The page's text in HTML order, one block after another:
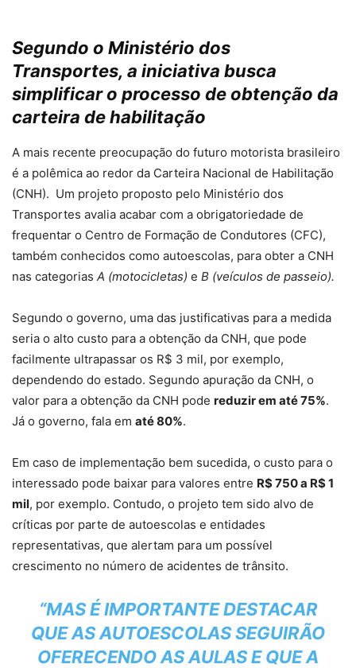
Segundo o Ministério dos
Transportes, a iniciativa busca
simplificar o processo de obtenção da
carteira de habilitação
A mais recente preocupação do futuro motorista brasileiro
é a polêmica ao redor da Carteira Nacional de Habilitação
(CNH). Um projeto proposto pelo Ministério dos
Transportes avalia acabar com a obrigatoriedade de
frequentar o Centro de Formação de Condutores (CFC),
também conhecidos como autoescolas, para obter a CNH
nas categorias A (motocicletas) e B (veículos de passeio).
Segundo o governo, uma das justificativas para a medida
seria o alto custo para a obtenção da CNH, que pode
facilmente ultrapassar os R$ 3 mil, por exemplo,
dependendo do estado. Segundo apuração da CNH, o
valor para a obtenção da CNH pode reduzir em até 75%.
Já o governo, fala em até 80%.
Em caso de implementação bem sucedida, o custo para o
interessado pode baixar para valores entre R$ 750 a R$ 1
mil, por exemplo. Contudo, o projeto tem sido alvo de
críticas por parte de autoescolas e entidades
representativas, que alertam para um possível
crescimento no número de acidentes de trânsito.
“MAS É IMPORTANTE DESTACAR
QUE AS AUTOESCOLAS SEGUIRÃO
OFERECENDO AS AULAS E QUE A